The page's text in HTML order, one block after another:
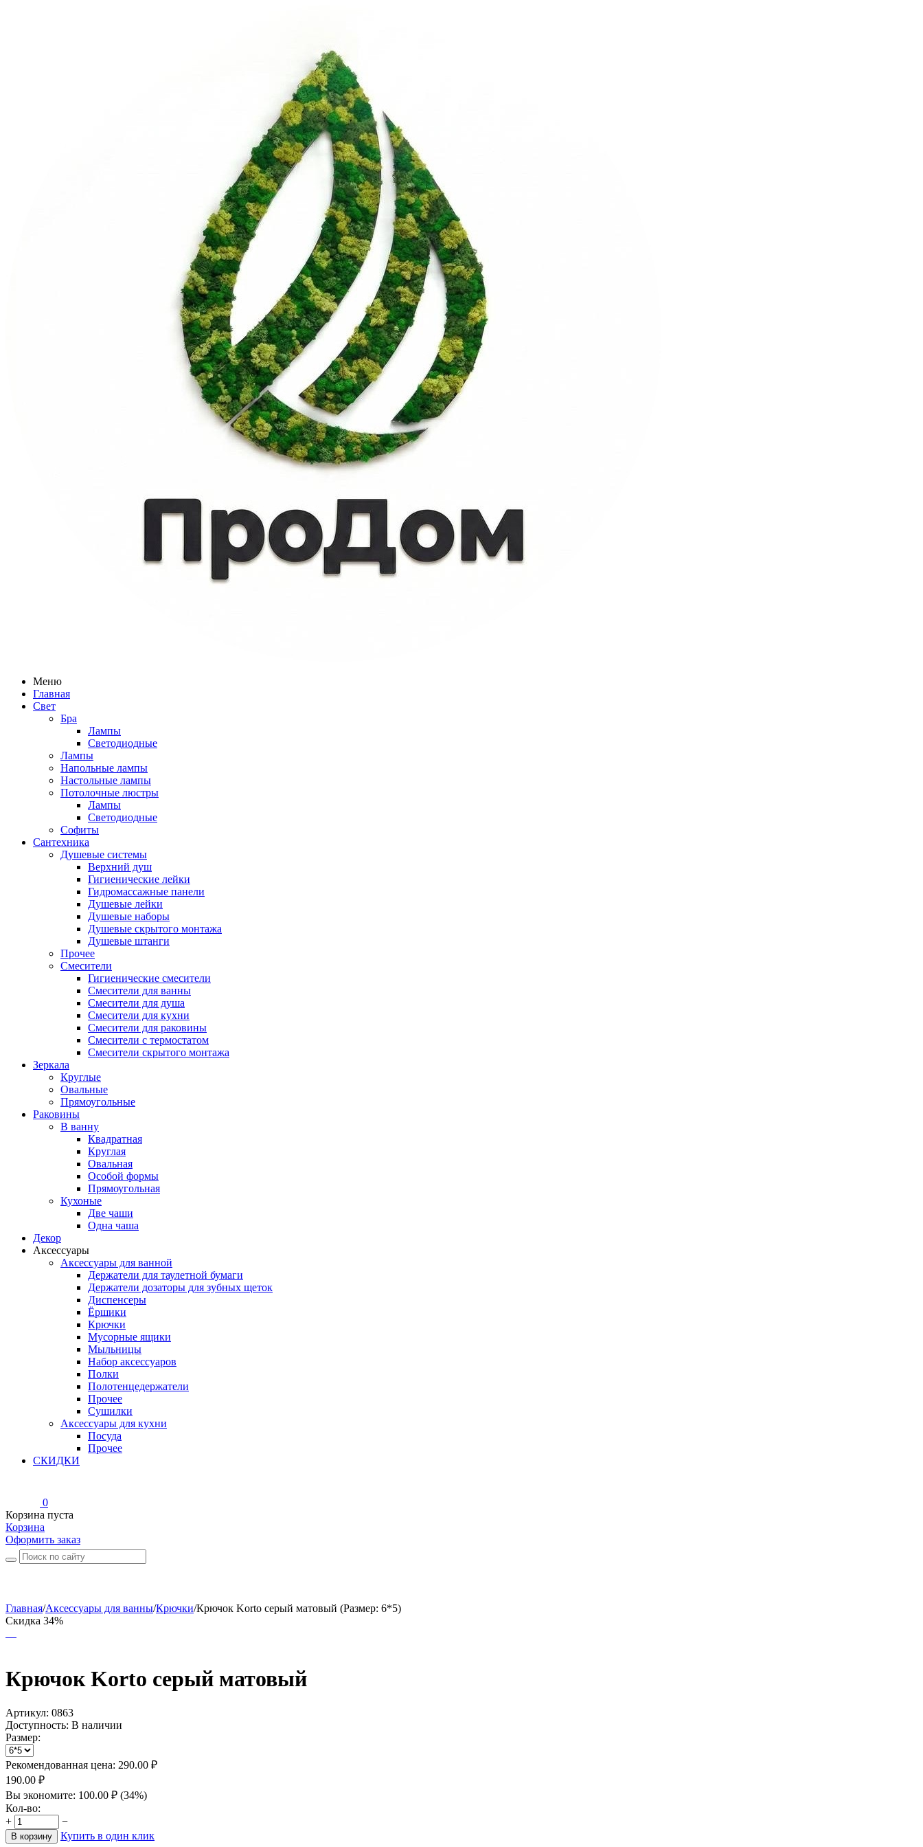
Меню
Главная
Свет
Бра
Лампы
Светодиодные
Лампы
Напольные лампы
Настольные лампы
Потолочные люстры
Лампы
Светодиодные
Софиты
Сантехника
Душевые системы
Верхний душ
Гигиенические лейки
Гидромассажные панели
Душевые лейки
Душевые наборы
Душевые скрытого монтажа
Душевые штанги
Прочее
Смесители
Гигиенические смесители
Смесители для ванны
Смесители для душа
Смесители для кухни
Смесители для раковины
Смесители с термостатом
Смесители скрытого монтажа
Зеркала
Круглые
Овальные
Прямоугольные
Раковины
В ванну
Квадратная
Круглая
Овальная
Особой формы
Прямоугольная
Кухоные
Две чаши
Одна чаша
Декор
Аксессуары
Аксессуары для ванной
Держатели для таулетной бумаги
Держатели дозаторы для зубных щеток
Диспенсеры
Ёршики
Крючки
Мусорные ящики
Мыльницы
Набор аксессуаров
Полки
Полотенцедержатели
Прочее
Сушилки
Аксессуары для кухни
Посуда
Прочее
СКИДКИ
0
Корзина пуста
Корзина
Оформить заказ
Главная/Аксессуары для ванны/Крючки/Крючок Korto серый матовый (Размер: 6*5)
Скидка 34%
Крючок Korto серый матовый
Артикул: 0863
Доступность: В наличии
Размер:
Рекомендованная цена: 290.00 ₽
190.00 ₽
Вы экономите: 100.00 ₽ (34%)
Кол-во:
+
−
В корзину Купить в один клик